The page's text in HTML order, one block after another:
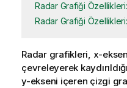
Radar Grafiği Özellikleri:
Radar Grafiği
Radar grafikleri, x-
çevreleyerek
y-ekseni içeren çizgi